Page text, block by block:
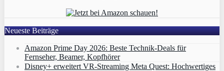
Neueste Beiträge
Amazon Prime Day 2026: Beste Technik-Deals für
Fernseher, Beamer, Kopfhörer
Disney+ erweitert VR‑Streaming Meta Quest: Hochwertiges